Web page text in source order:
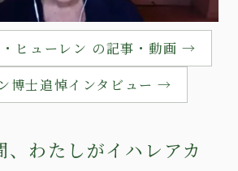
ヒューレン の記事・動画 →
博士追悼インタビュー →
、わたしがイハレアカ